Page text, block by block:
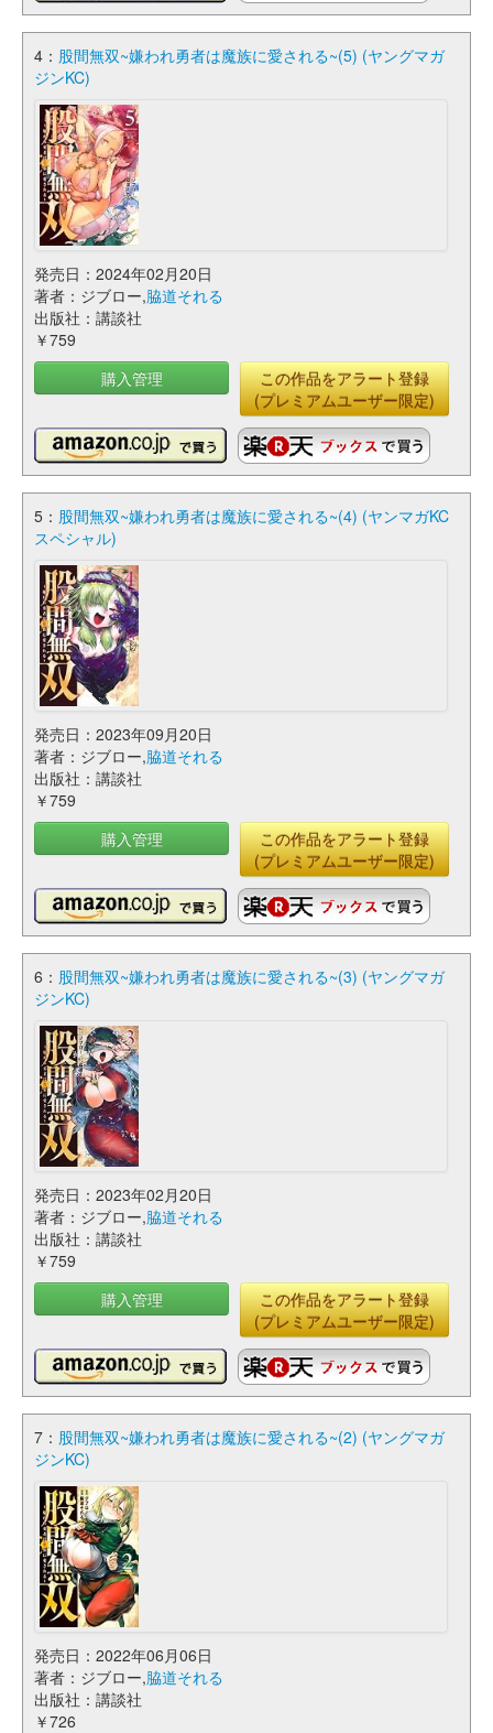
4： 股間無双~嫌われ勇者は魔族に愛される~(5) (ヤングマガ
ジンKC)
発売日：2024年02月20日
著者：ジブロー,脇道それる
出版社：講談社
￥759
購入管理
この作品をアラート登録
(プレミアムユーザー限定)
5： 股間無双~嫌われ勇者は魔族に愛される~(4) (ヤンマガKC
スペシャル)
発売日：2023年09月20日
著者：ジブロー,脇道それる
出版社：講談社
￥759
購入管理
この作品をアラート登録
(プレミアムユーザー限定)
6： 股間無双~嫌われ勇者は魔族に愛される~(3) (ヤングマガ
ジンKC)
発売日：2023年02月20日
著者：ジブロー,脇道それる
出版社：講談社
￥759
購入管理
この作品をアラート登録
(プレミアムユーザー限定)
7： 股間無双~嫌われ勇者は魔族に愛される~(2) (ヤングマガ
ジンKC)
発売日：2022年06月06日
著者：ジブロー,脇道それる
出版社：講談社
￥726